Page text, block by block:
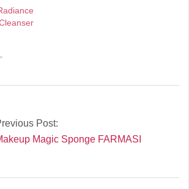
Post:
Magic Sponge FARMASI